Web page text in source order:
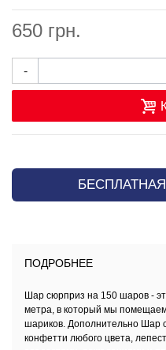
650 грн.
-
ПОДРОБНЕЕ
Шар сюрприз на 150 шаров -
метра, в который мы
шариков. Дополнительно Шар
конфетти любого цвета,